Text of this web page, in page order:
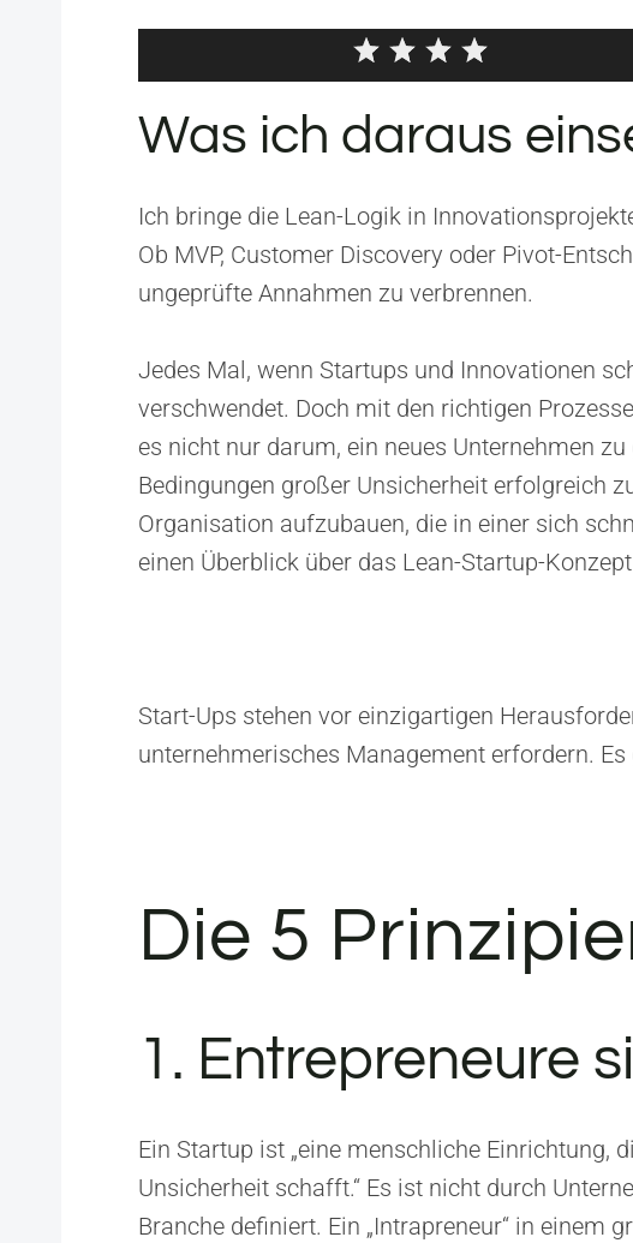
The Lean
Herausgeber: Currency
Was ich daraus
Ich bringe die Lean-Logik in
Ob MVP, Customer Discovery oder Pivot-
ungeprüfte Annahmen zu verbrennen.
Jedes Mal, wenn Startups und Innovationen
verschwendet. Doch mit den richtigen
es nicht nur darum, ein neues Unternehmen
Bedingungen großer Unsicherheit erfolgreich
Organisation aufzubauen, die in einer sich
einen Überblick über das Lean-Startup-
Start-Ups stehen vor einzigartigen
unternehmerisches Management erfordern. Es
Die 5
1. Entrepreneure
Ein Startup ist „eine menschliche Einrichtung,
Unsicherheit schafft.“ Es ist nicht durch
Branche definiert. Ein „Intrapreneur“ in einem